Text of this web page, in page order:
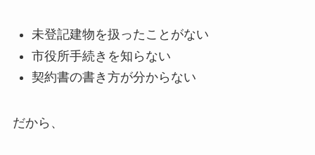
未登記建物を扱ったことがない
市役所手続きを知らない
契約書の書き方が分からない
だから、